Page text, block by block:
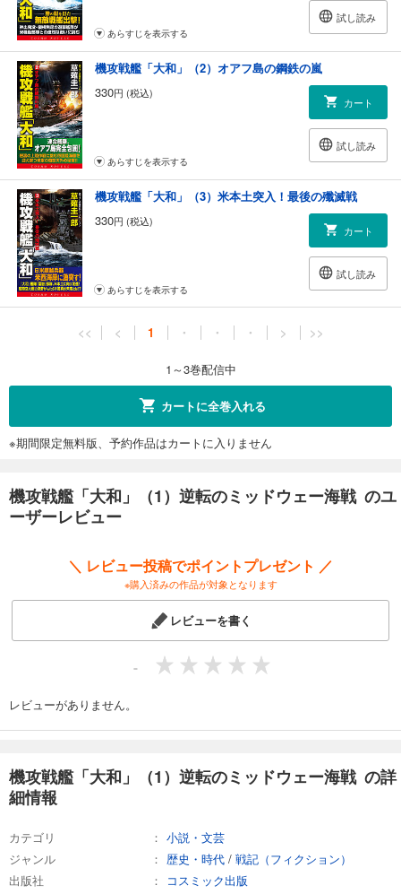
試し読み
あらすじを表示する
機攻戦艦「大和」（2）オアフ島の鋼鉄の嵐
330円 (税込)
カート
試し読み
あらすじを表示する
機攻戦艦「大和」（3）米本土突入！最後の殲滅戦
330円 (税込)
カート
試し読み
あらすじを表示する
<< < 1 ・ ・ ・ > >>
1～3巻配信中
カートに全巻入れる
※期間限定無料版、予約作品はカートに入りません
機攻戦艦「大和」（1）逆転のミッドウェー海戦 のユ
ーザーレビュー
＼ レビュー投稿でポイントプレゼント ／
※購入済みの作品が対象となります
レビューを書く
-
レビューがありません。
機攻戦艦「大和」（1）逆転のミッドウェー海戦 の詳
細情報
カテゴリ
小説・文芸
ジャンル
歴史・時代 / 戦記（フィクション）
出版社
コスミック出版